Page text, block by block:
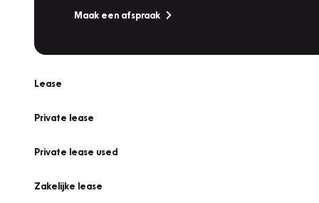
Maak een afspraak
Lease
Private lease
Private lease used
Zakelijke lease